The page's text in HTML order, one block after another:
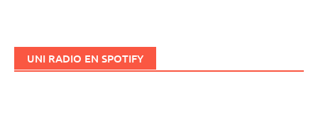
UNI RADIO EN SPOTIFY